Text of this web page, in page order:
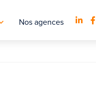
Nos agences